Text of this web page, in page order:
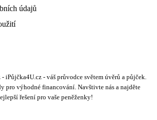
údajů
iPůjčka4U.cz - váš průvodce světem úvěrů a půjček.
pro výhodné financování. Navštivte nás a najděte
řešení pro vaše peněženky!